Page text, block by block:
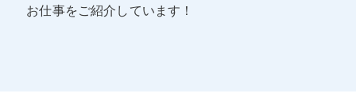
お仕事をご紹介しています！